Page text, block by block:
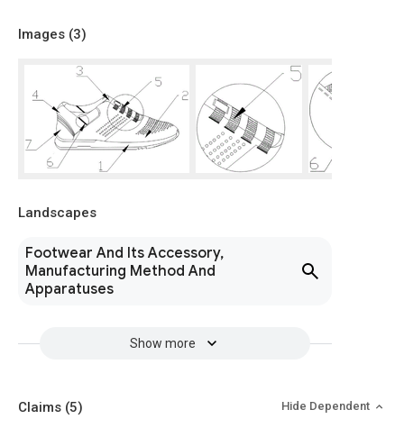
Images (3)
Landscapes
Footwear And Its Accessory,
Manufacturing Method And
Apparatuses
Show more
Claims (5) Hide Dependent